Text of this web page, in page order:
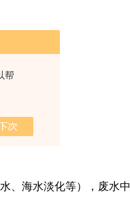
帮
、海水淡化等），废水